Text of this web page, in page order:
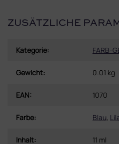
ZUSÄTZLICHE
Kategorie: FARB-
Gewicht: 0.01 kg
EAN: 1070
Farbe: Blau,
Inhalt: 11 ml